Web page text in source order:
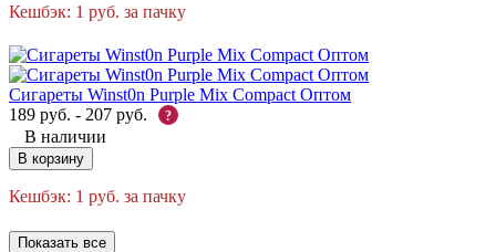
Кешбэк: 1 руб. за пачку
Сигареты Winst0n Purple Mix Compact Оптом
189 руб. - 207 руб. ?
В наличии
В корзину
Кешбэк: 1 руб. за пачку
Показать все